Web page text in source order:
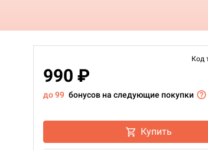
Код
990 ₽
до 99 бонусов на следующие покупки
Купить